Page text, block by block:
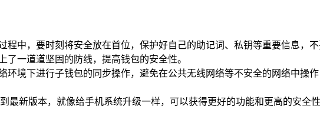
程中，要时刻将安全放在首位，保护好自己的助记词、私钥等重要信息，
了一道道坚固的防线，提高钱包的安全性。
环境下进行子钱包的同步操作，避免在公共无线网络等不安全的网络中操
最新版本，就像给手机系统升级一样，可以获得更好的功能和更高的安